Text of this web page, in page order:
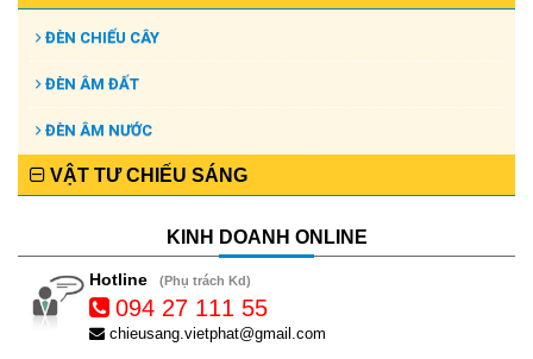
ĐÈN CHIẾU CÂY
ĐÈN ÂM ĐẤT
ĐÈN ÂM NƯỚC
VẬT TƯ CHIẾU SÁNG
KINH DOANH ONLINE
Hotline (Phụ trách Kd)
094 27 111 55
chieusang.vietphat@gmail.com